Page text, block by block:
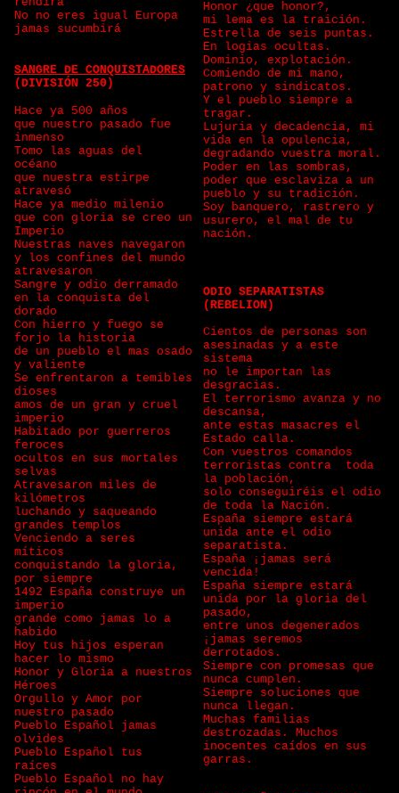
No no eres igual Europa
jamas sucumbirá
SANGRE DE CONQUISTADORES
(DIVISIÓN 250)
Hace ya 500 años
que nuestro pasado fue
inmenso
Tomo las aguas del
océano
que nuestra estirpe
atravesó
Hace ya medio milenio
que con gloria se creo un
Imperio
Nuestras naves navegaron
y los confines del mundo
atravesaron
Sangre y odio derramado
en la conquista del
dorado
Con hierro y fuego se
forjo la historia
de un pueblo el mas osado
y valiente
Se enfrentaron a temibles
dioses
amos de un gran y cruel
imperio
Habitado por guerreros
feroces
ocultos en sus mortales
selvas
Atravesaron miles de
kilómetros
luchando y saqueando
grandes templos
Venciendo a seres
míticos
conquistando la gloria,
por siempre
1492 España construye un
imperio
grande como jamas lo a
habido
Hoy tus hijos esperan
hacer lo mismo
Honor y Gloria a nuestros
Héroes
Orgullo y Amor por
nuestro pasado
Pueblo Español jamas
olvides
Pueblo Español tus
raíces
Pueblo Español no hay
Honor ¿que honor?,
mi lema es la traición.
Estrella de seis puntas.
En logias ocultas.
Dominio, explotación.
Comiendo de mi mano,
patrono y sindicatos.
Y el pueblo siempre a
tragar.
Lujuria y decadencia, mi
vida en la opulencia,
degradando vuestra moral.
Poder en las sombras,
poder que esclaviza a un
pueblo y su tradición.
Soy banquero, rastrero y
usurero, el mal de tu
nación.
ODIO SEPARATISTAS
(REBELION)
Cientos de personas son
asesinadas y a este
sistema
no le importan las
desgracias.
El terrorismo avanza y no
descansa,
ante estas masacres el
Estado calla.
Con vuestros comandos
terroristas contra toda
la población,
solo conseguiréis el odio
de toda la Nación.
España siempre estará
unida ante el odio
separatista.
España ¡jamas será
vencida!
España siempre estará
unida por la gloria del
pasado,
entre unos degenerados
¡jamas seremos
derrotados.
Siempre con promesas que
nunca cumplen.
Siempre soluciones que
nunca llegan.
Muchas familias
destrozadas. Muchos
inocentes caídos en sus
garras.